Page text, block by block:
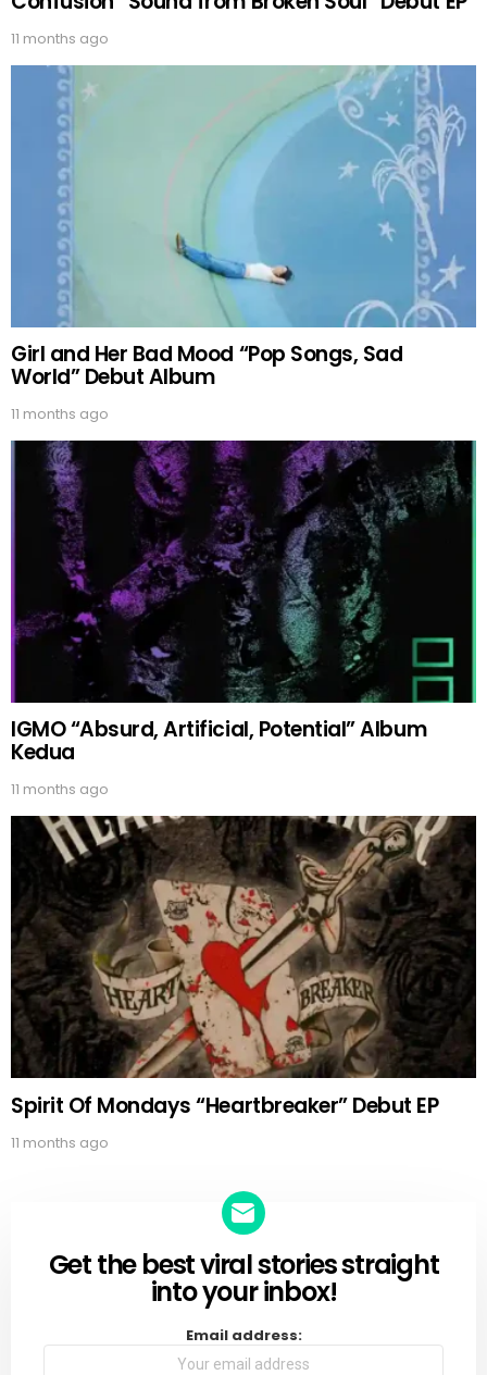
11 months ago
Girl and Her Bad Mood “Pop Songs, Sad
World” Debut Album
11 months ago
IGMO “Absurd, Artificial, Potential” Album
Kedua
11 months ago
Spirit Of Mondays “Heartbreaker” Debut EP
11 months ago
NEWSLETTER
Get the best viral stories straight
into your inbox!
Email address: